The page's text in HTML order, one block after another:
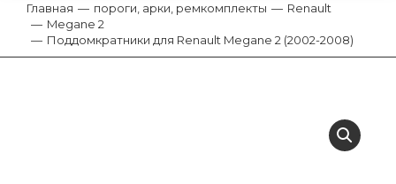
Вы здесь:
Главная пороги, арки, ремкомплекты
Renault
Megane 2
Поддомкратники для Renault Megane 2 (2002-2008)